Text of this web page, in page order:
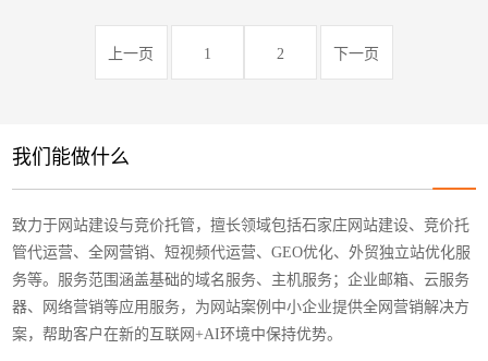
联系我们
上一页 1 2 下一页
我们能做什么
致力于网站建设与竞价托管，擅长领域包括石家庄网站建设、竞价托
管代运营、全网营销、短视频代运营、GEO优化、外贸独立站优化服
务等。服务范围涵盖基础的域名服务、主机服务；企业邮箱、云服务
器、网络营销等应用服务，为网站案例中小企业提供全网营销解决方
案，帮助客户在新的互联网+AI环境中保持优势。